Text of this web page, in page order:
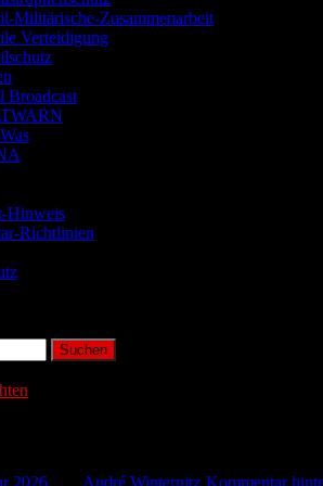
Militärische-Zusammenarbeit
Verteidigung
Broadcast
Hinweis
Richtlinien
2026 André Winternitz Kommentar